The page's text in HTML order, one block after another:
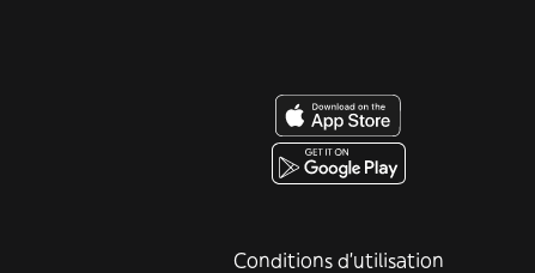
Conditions d'utilisation